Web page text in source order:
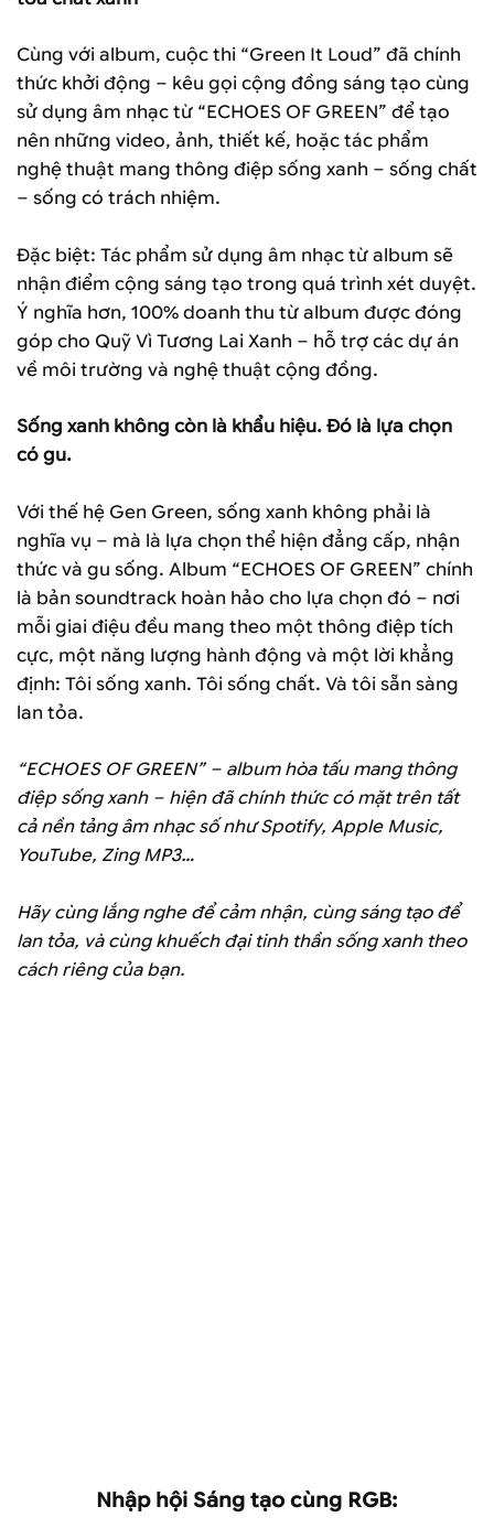
Cùng với album, cuộc thi “Green It Loud” đã chính
thức khởi động – kêu gọi cộng đồng sáng tạo cùng
sử dụng âm nhạc từ “ECHOES OF GREEN” để tạo
nên những video, ảnh, thiết kế, hoặc tác phẩm
nghệ thuật mang thông điệp sống xanh – sống chất
– sống có trách nhiệm.
Đặc biệt: Tác phẩm sử dụng âm nhạc từ album sẽ
nhận điểm cộng sáng tạo trong quá trình xét duyệt.
Ý nghĩa hơn, 100% doanh thu từ album được đóng
góp cho Quỹ Vì Tương Lai Xanh – hỗ trợ các dự án
về môi trường và nghệ thuật cộng đồng.
Sống xanh không còn là khẩu hiệu. Đó là lựa chọn
có gu.
Với thế hệ Gen Green, sống xanh không phải là
nghĩa vụ – mà là lựa chọn thể hiện đẳng cấp, nhận
thức và gu sống. Album “ECHOES OF GREEN” chính
là bản soundtrack hoàn hảo cho lựa chọn đó – nơi
mỗi giai điệu đều mang theo một thông điệp tích
cực, một năng lượng hành động và một lời khẳng
định: Tôi sống xanh. Tôi sống chất. Và tôi sẵn sàng
lan tỏa.
“ECHOES OF GREEN” – album hòa tấu mang thông
điệp sống xanh – hiện đã chính thức có mặt trên tất
cả nền tảng âm nhạc số như Spotify, Apple Music,
YouTube, Zing MP3…
Hãy cùng lắng nghe để cảm nhận, cùng sáng tạo để
lan tỏa, và cùng khuếch đại tinh thần sống xanh theo
cách riêng của bạn.
Nhập hội Sáng tạo cùng RGB: